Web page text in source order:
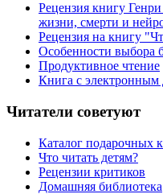
Рецензия книгу
жизни, смерти и
Рецензия на книгу
Особенности выбора
Продуктивное чтение
Книга с электронным
Читатели советуют
Каталог подарочных
Что читать детям?
Рецензии критиков
Домашняя библиотека